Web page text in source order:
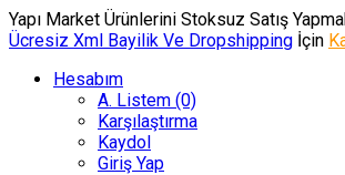
Yapı Market Ürünlerini Stoksuz Satış
Ücresiz Xml Bayilik Ve Dropshipping İçin
Hesabım
A. Listem (0)
Karşılaştırma
Kaydol
Giriş Yap